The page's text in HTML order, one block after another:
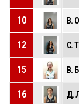
10 В.
12 С.
15 В.
16 Д.